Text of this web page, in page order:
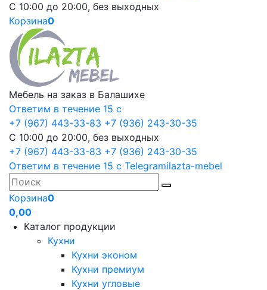
С 10:00 до 20:00, без выходных
Корзина0
Мебель на заказ в Балашихе
Ответим в течение 15 с
+7 (967) 443-33-83 +7 (936) 243-30-35
С 10:00 до 20:00, без выходных
+7 (967) 443-33-83 +7 (936) 243-30-35
Ответим в течение 15 с Telegramilazta-mebel
Корзина0
0,00
Каталог продукции
Кухни
Кухни эконом
Кухни премиум
Кухни угловые